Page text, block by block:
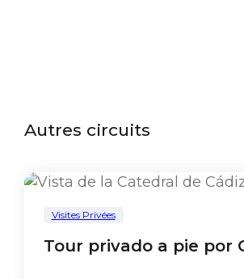
Autres circuits
Visites Privées
Tour privado a pie por